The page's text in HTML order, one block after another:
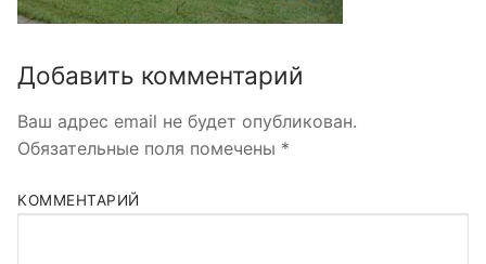
Добавить комментарий
Ваш адрес email не будет опубликован.
Обязательные поля помечены *
КОММЕНТАРИЙ